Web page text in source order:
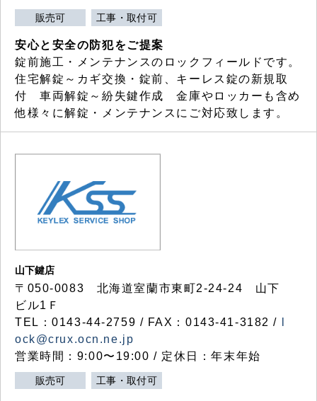
販売可 工事・取付可
安心と安全の防犯をご提案
錠前施工・メンテナンスのロックフィールドです。
住宅解錠～カギ交換・錠前、キーレス錠の新規取
付 車両解錠～紛失鍵作成 金庫やロッカーも含め
他様々に解錠・メンテナンスにご対応致します。
山下鍵店
〒050-0083 北海道室蘭市東町2-24-24 山下
ビル1Ｆ
TEL：0143-44-2759 / FAX：0143-41-3182 /
ock@crux.ocn.ne.jp
営業時間：9:00〜19:00 / 定休日：年末年始
販売可 工事・取付可